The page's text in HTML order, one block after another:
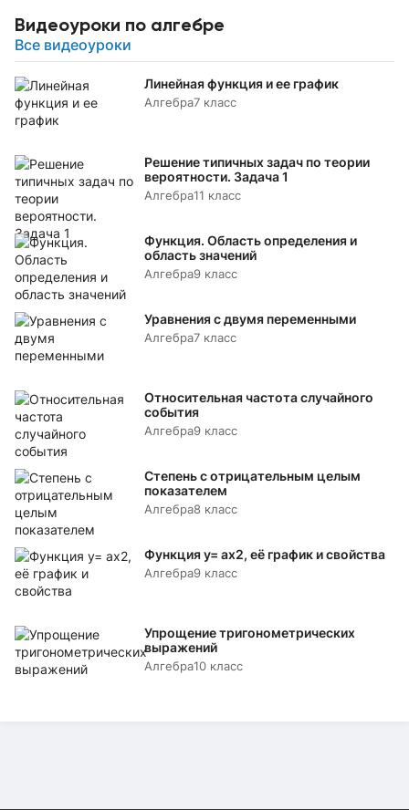
Видеоуроки по алгебре
Все видеоуроки
Линейная функция и ее график
Алгебра7 класс
Решение типичных задач по теории
вероятности. Задача 1
Алгебра11 класс
Функция. Область определения и
область значений
Алгебра9 класс
Уравнения с двумя переменными
Алгебра7 класс
Относительная частота случайного
события
Алгебра9 класс
Степень с отрицательным целым
показателем
Алгебра8 класс
Функция y= аx2, её график и свойства
Алгебра9 класс
Упрощение тригонометрических
выражений
Алгебра10 класс